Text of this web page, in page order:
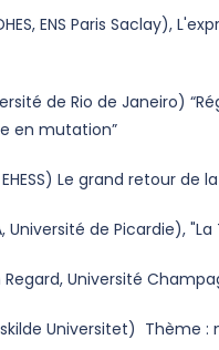
ENS Paris Saclay),
de Rio de Janeiro)
en mutation”
EHESS) Le grand
Université de
Regard, Université
Universitet) Thème